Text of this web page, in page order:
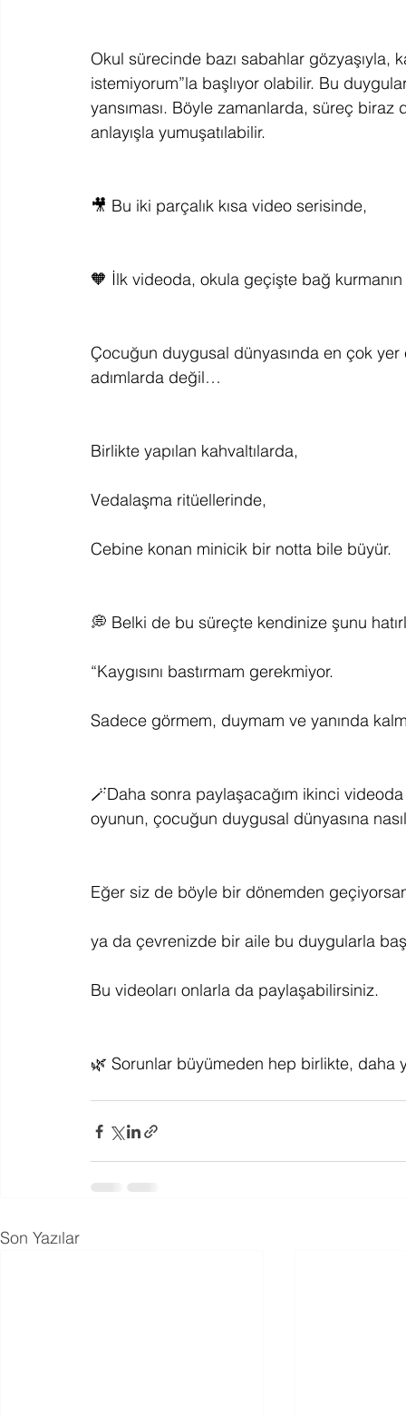
Okul sürecinde bazı sabahlar gözyaşıyla,
istemiyorum”la başlıyor olabilir. Bu
yansıması. Böyle zamanlarda, süreç
anlayışla yumuşatılabilir.
🎥 Bu iki parçalık kısa video serisinde,
🧡 İlk videoda, okula geçişte bağ
Çocuğun duygusal dünyasında en çok
adımlarda değil…
Birlikte yapılan kahvaltılarda,
Vedalaşma ritüellerinde,
Cebine konan minicik bir notta bile büyür.
💭 Belki de bu süreçte kendinize şunu
“Kaygısını bastırmam gerekmiyor.
Sadece görmem, duymam ve yanında
🪄Daha sonra paylaşacağım ikinci
oyunun, çocuğun duygusal dünyasına
Eğer siz de böyle bir dönemden
ya da çevrenizde bir aile bu duygularla
Bu videoları onlarla da paylaşabilirsiniz.
🌿 Sorunlar büyümeden hep birlikte,
Son Yazılar